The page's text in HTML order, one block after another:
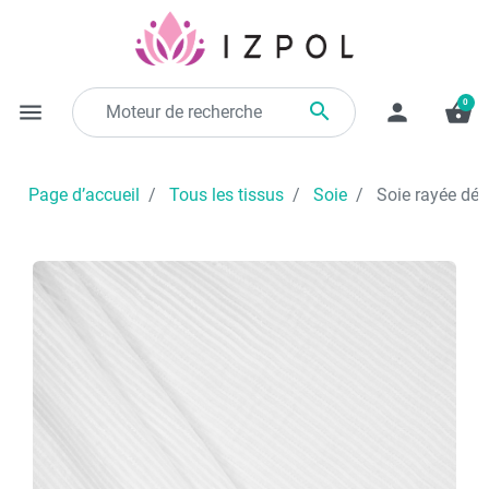
menu  person shopping_basket
0
Page d’accueil Tous les tissus Soie Soie rayée